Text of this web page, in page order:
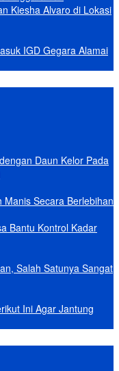
Kiesha Alvaro di Lokasi
IGD Gegara Alamai
Daun Kelor Pada
Secara Berlebihan
Bantu Kontrol Kadar
Salah Satunya Sangat
Ini Agar Jantung